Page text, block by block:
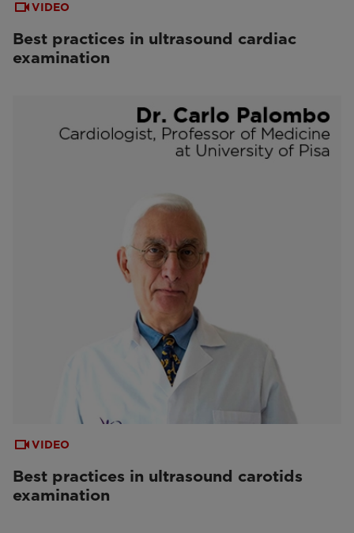
VIDEO
Best practices in ultrasound cardiac
examination
VIDEO
Best practices in ultrasound carotids
examination